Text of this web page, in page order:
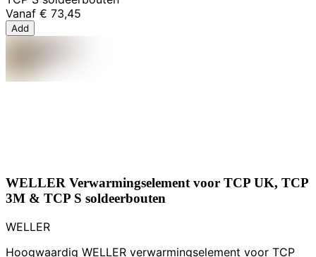
Vanaf € 73,45
Add
WELLER Verwarmingselement voor TCP UK, TCP
3M & TCP S soldeerbouten
WELLER
Hoogwaardig WELLER verwarmingselement voor TCP